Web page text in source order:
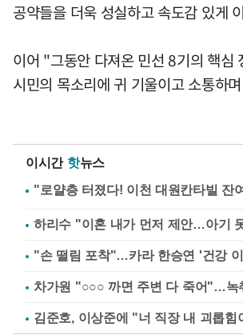
공약들을 더욱 성실하고 속도감 있게
이어 "그동안 다져온 민선 8기의 핵심
시민의 목소리에 귀 기울이고 소통하
이시간 핫뉴스
하리수 "이혼 내가 먼저 제안…아기
"손 떨림 포착"…카라 한승연 '건강
차가원 "○○○ 까면 주변 다 죽어"…녹
김준호, 이상준에 "너 직장 내 괴롭힘